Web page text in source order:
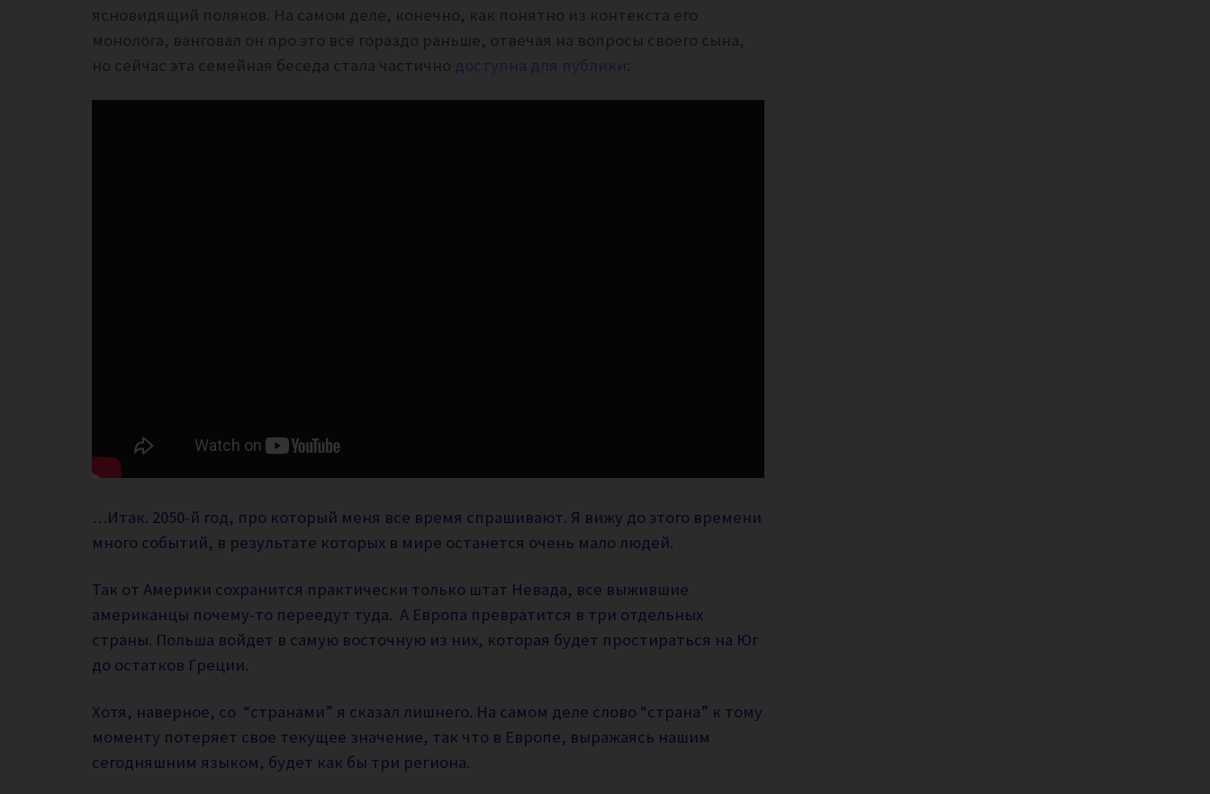
ясновидящий поляков. На самом деле, конечно, как понятно из контекста его
монолога, ванговал он про это всё гораздо раньше, отвечая на вопросы своего сына,
но сейчас эта семейная беседа стала частично доступна для публики:
…Итак. 2050-й год, про который меня все время спрашивают. Я вижу до этого времени
много событий, в результате которых в мире останется очень мало людей.
Так от Америки сохранится практически только штат Невада, все выжившие
американцы почему-то переедут туда. А Европа превратится в три отдельных
страны. Польша войдет в самую восточную из них, которая будет простираться на Юг
до остатков Греции.
Хотя, наверное, со “странами” я сказал лишнего. На самом деле слово “страна” к тому
моменту потеряет свое текущее значение, так что в Европе, выражаясь нашим
сегодняшним языком, будет как бы три региона.